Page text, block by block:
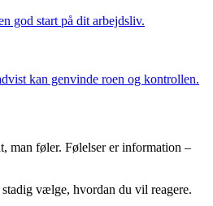
god start på dit arbejdsliv.
kan genvinde roen og kontrollen.
man føler. Følelser er information –
vælge, hvordan du vil reagere.